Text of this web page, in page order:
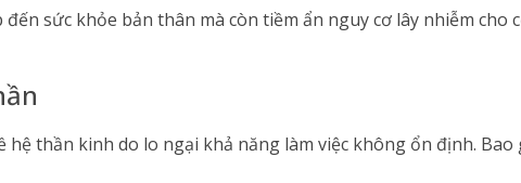
sức khỏe bản thân mà còn tiềm ẩn nguy cơ lây nhiễm cho
thần kinh do lo ngại khả năng làm việc không ổn định. Bao